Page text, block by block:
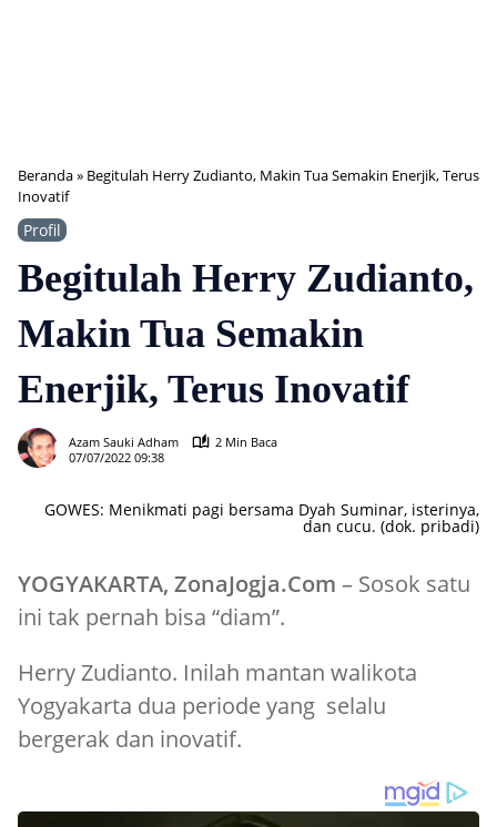
Beranda» Begitulah Herry Zudianto, Makin Tua Semakin Enerjik, Terus
Inovatif
Profil
Begitulah Herry Zudianto,
Makin Tua Semakin
Enerjik, Terus Inovatif
Azam Sauki Adham
2 Min Baca
07/07/2022 09:38
GOWES: Menikmati pagi bersama Dyah Suminar, isterinya,
dan cucu. (dok. pribadi)
YOGYAKARTA, ZonaJogja.Com – Sosok satu
ini tak pernah bisa “diam”.
Herry Zudianto. Inilah mantan walikota
Yogyakarta dua periode yang selalu
bergerak dan inovatif.